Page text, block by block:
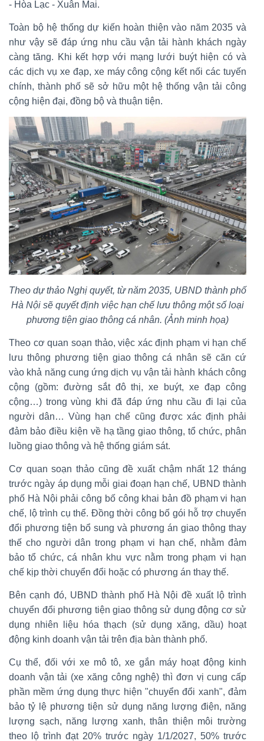
- Hòa Lạc - Xuân Mai.
Toàn bộ hệ thống dự kiến hoàn thiện vào năm 2035 và
như vậy sẽ đáp ứng nhu cầu vận tải hành khách ngày
càng tăng. Khi kết hợp với mạng lưới buýt hiện có và
các dịch vụ xe đạp, xe máy công cộng kết nối các tuyến
chính, thành phố sẽ sở hữu một hệ thống vận tải công
cộng hiện đại, đồng bộ và thuận tiện.
Theo dự thảo Nghị quyết, từ năm 2035, UBND thành phố
Hà Nội sẽ quyết định việc hạn chế lưu thông một số loại
phương tiện giao thông cá nhân. (Ảnh minh họa)
Theo cơ quan soạn thảo, việc xác định phạm vi hạn chế
lưu thông phương tiện giao thông cá nhân sẽ căn cứ
vào khả năng cung ứng dịch vụ vận tải hành khách công
cộng (gồm: đường sắt đô thị, xe buýt, xe đạp công
cộng…) trong vùng khi đã đáp ứng nhu cầu đi lại của
người dân… Vùng hạn chế cũng được xác định phải
đảm bảo điều kiện về hạ tầng giao thông, tổ chức, phân
luồng giao thông và hệ thống giám sát.
Cơ quan soạn thảo cũng đề xuất chậm nhất 12 tháng
trước ngày áp dụng mỗi giai đoạn hạn chế, UBND thành
phố Hà Nội phải công bố công khai bản đồ phạm vi hạn
chế, lộ trình cụ thể. Đồng thời công bố gói hỗ trợ chuyển
đổi phương tiện bổ sung và phương án giao thông thay
thế cho người dân trong phạm vi hạn chế, nhằm đảm
bảo tổ chức, cá nhân khu vực nằm trong phạm vi hạn
chế kịp thời chuyển đổi hoặc có phương án thay thế.
Bên cạnh đó, UBND thành phố Hà Nội đề xuất lộ trình
chuyển đổi phương tiện giao thông sử dụng động cơ sử
dụng nhiên liệu hóa thạch (sử dụng xăng, dầu) hoạt
động kinh doanh vận tải trên địa bàn thành phố.
Cụ thể, đối với xe mô tô, xe gắn máy hoạt động kinh
doanh vận tải (xe xăng công nghệ) thì đơn vị cung cấp
phần mềm ứng dụng thực hiện "chuyển đổi xanh", đảm
bảo tỷ lệ phương tiện sử dụng năng lượng điện, năng
lượng sạch, năng lượng xanh, thân thiện môi trường
theo lộ trình đạt 20% trước ngày 1/1/2027, 50% trước